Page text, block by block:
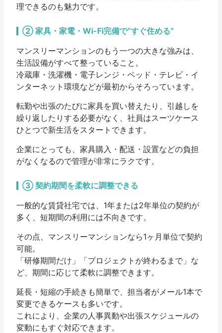
理できるのも魅力です。
② 家具・家電・Wi-Fi完備で“すぐ住める”
マンスリーマンションのもう一つの大きな強みは、
生活設備がすべて整っていること 。
冷蔵庫・洗濯機・電子レンジ・ベッド・テレビ・イ
ンターネット環境などが最初からそろっています。
転勤や出張のたびに家具を買い替えたり、引越しを
繰り返したりする必要がなく、社員はスーツケース
ひとつで新生活をスタートできます。
企業にとっても、家具購入・配送・設置などの負担
がなくなるので管理が非常にラクです。
③ 契約期間を柔軟に調整できる
一般的な賃貸社宅では、1年または2年単位の契約が
多く、短期間の利用には不向きです。
その点、マンスリーマンションなら1ヶ月単位で契約
可能。
「研修期間だけ」「プロジェクトが終わるまで」な
ど、期間に応じて柔軟に調整できます。
延長・短縮の手続きも簡単で、担当者がメール1本で
変更できるケースも多いです。
これにより、企業の人事異動や出張スケジュールの
変動にもすぐ対応できます。